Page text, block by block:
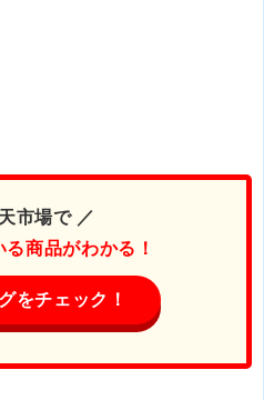
市場で ／
商品がわかる！
をチェック！